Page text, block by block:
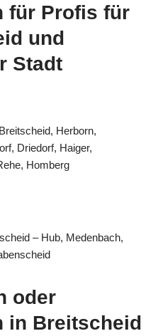
für Profis für
und
Stadt
Herborn,
Driedorf, Haiger,
Homberg
– Hub, Medenbach,
oder
in Breitscheid